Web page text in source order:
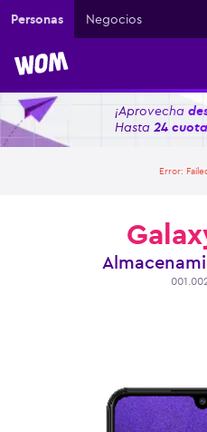
Personas Negocios
¡Aprovecha
Hasta 24
Error: